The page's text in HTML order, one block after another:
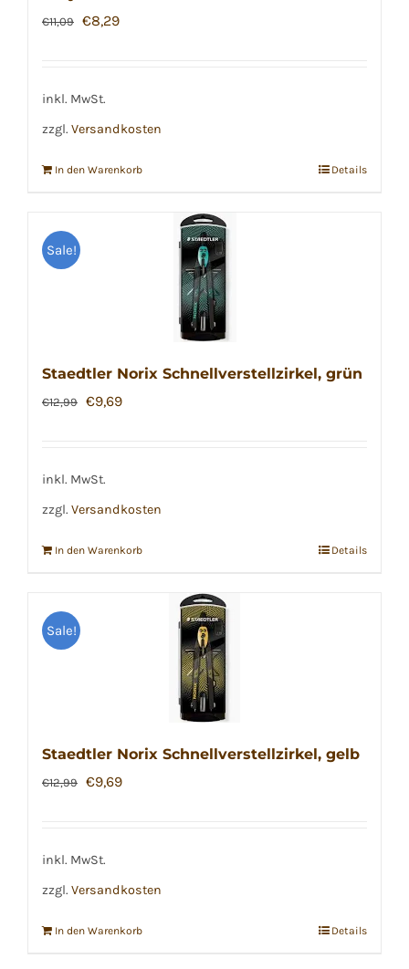
€11,09 Ursprünglicher
€11,09
€8,29Aktueller
inkl. MwSt.
zzgl. Versandkosten
In den Warenkorb Details
Sale!
Staedtler Norix Schnellverstellzirkel, grün
€12,99 Ursprünglicher
€12,99
€9,69Aktueller
inkl. MwSt.
zzgl. Versandkosten
In den Warenkorb Details
Sale!
Staedtler Norix Schnellverstellzirkel, gelb
€12,99 Ursprünglicher
€12,99
€9,69Aktueller
inkl. MwSt.
zzgl. Versandkosten
In den Warenkorb Details